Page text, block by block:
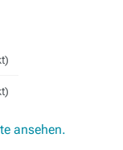
ansehen.